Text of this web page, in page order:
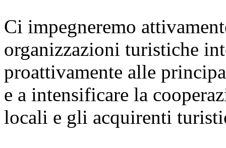
Ci impegneremo
organizzazioni turistiche
proattivamente alle
e a intensificare la
locali e gli acquirenti